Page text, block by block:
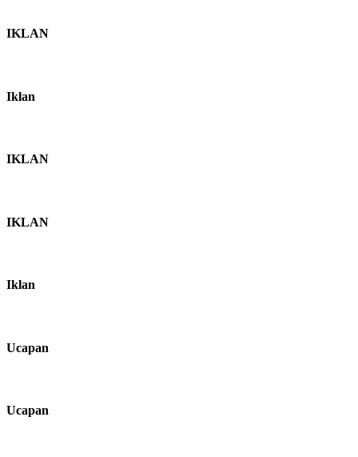
IKLAN
Iklan
IKLAN
IKLAN
Iklan
Ucapan
Ucapan